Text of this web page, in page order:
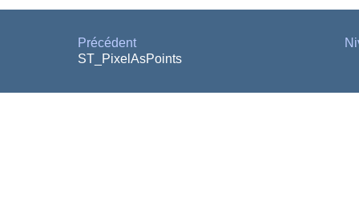
Précédent
ST_PixelAsPoints